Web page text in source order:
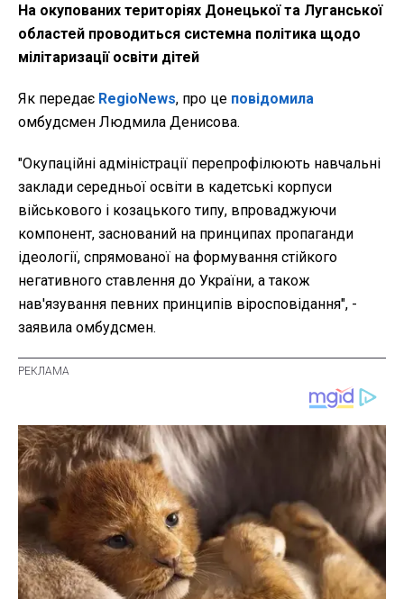
На окупованих територіях Донецької та Луганської
областей проводиться системна політика щодо
мілітаризації освіти дітей
Як передає RegioNews, про це повідомила
омбудсмен Людмила Денисова.
"Окупаційні адміністрації перепрофілюють навчальні
заклади середньої освіти в кадетські корпуси
військового і козацького типу, впроваджуючи
компонент, заснований на принципах пропаганди
ідеології, спрямованої на формування стійкого
негативного ставлення до України, а також
нав'язування певних принципів віросповідання", -
заявила омбудсмен.